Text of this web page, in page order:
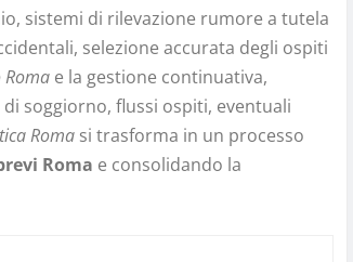
sistemi di rilevazione rumore a tutela
selezione accurata degli ospiti
e la gestione continuativa,
soggiorno, flussi ospiti, eventuali
Roma si trasforma in un processo
Roma e consolidando la